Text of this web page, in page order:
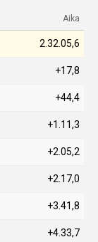
Aika
2.32.05,6
+17,8
+44,4
+1.11,3
+2.05,2
+2.17,0
+3.41,8
+4.33,7